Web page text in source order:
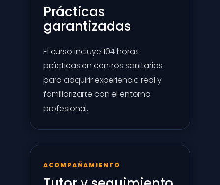
Prácticas
garantizadas
El curso incluye 104 horas
prácticas en centros sanitarios
para adquirir experiencia real y
familiarizarte con el entorno
profesional.
ACOMPAÑAMIENTO